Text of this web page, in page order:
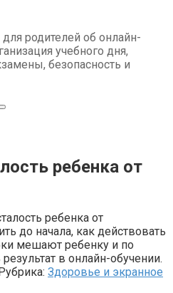
родителей об онлайн-
учебного дня,
безопасность и
ребенка от
ребенка от
до начала, как действовать
мешают ребенку и по
в онлайн-обучении.
Здоровье и экранное